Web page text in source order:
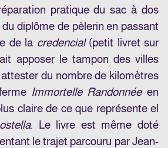
pratique du sac à dos
du diplôme de pèlerin en passant
de la credencial(petit livret sur
apposer le tampon des villes
attester du nombre de kilomètres
Immortelle Randonnéeen
claire de ce que représente el
. Le livre est même doté
le trajet parcouru par Jean-